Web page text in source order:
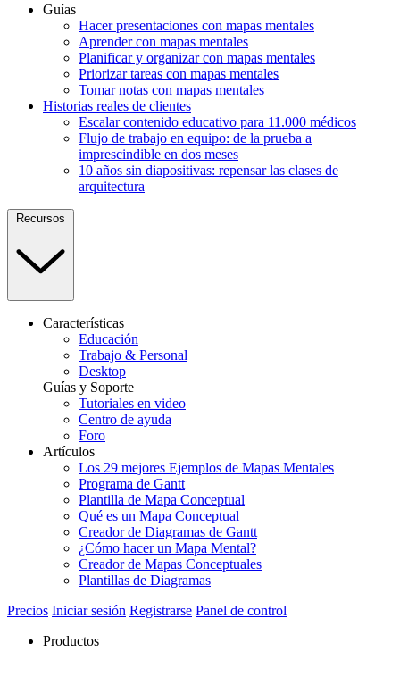
Guías
Hacer presentaciones con mapas mentales
Aprender con mapas mentales
Planificar y organizar con mapas mentales
Priorizar tareas con mapas mentales
Tomar notas con mapas mentales
Historias reales de clientes
Escalar contenido educativo para 11.000 médicos
Flujo de trabajo en equipo: de la prueba a
imprescindible en dos meses
10 años sin diapositivas: repensar las clases de
arquitectura
Recursos
Características
Educación
Trabajo & Personal
Desktop
Guías y Soporte
Tutoriales en video
Centro de ayuda
Foro
Artículos
Los 29 mejores Ejemplos de Mapas Mentales
Programa de Gantt
Plantilla de Mapa Conceptual
Qué es un Mapa Conceptual
Creador de Diagramas de Gantt
¿Cómo hacer un Mapa Mental?
Creador de Mapas Conceptuales
Plantillas de Diagramas
Precios Iniciar sesión Registrarse Panel de control
Productos